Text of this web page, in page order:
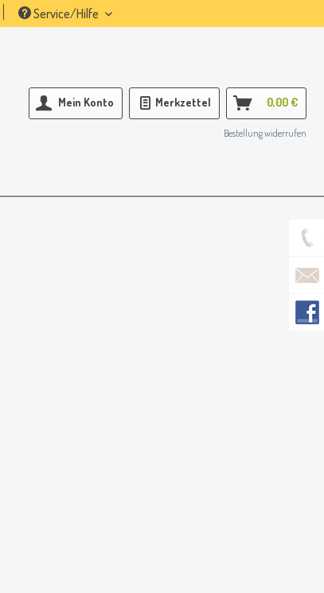
Service/Hilfe
Mein Konto Merkzettel 0,00 €
Bestellung widerrufen